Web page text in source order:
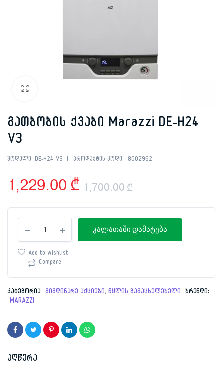
გათბობის ქვაბი Marazzi DE-H24
V3
მოდელი: DE-H24 V3 პროდუქტის კოდი : 8002962
1,700.00₾
Original
price
1,700.00 ₾.
1,229.00 ₾
Current
price
1,229.00 ₾.
ქვაბი
Marazzi
DE-
H24
რაოდენობა
კალათაში დამატება
Add to wishlist
Compare
კატეგორია მიმდინარე აქციები,წყლის გამაცხელებელი ბრენდი:
MARAZZI
აღწერა